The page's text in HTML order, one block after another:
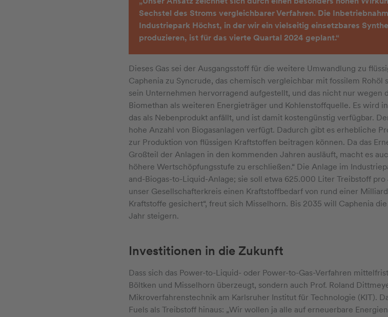
Sechstel des Stroms vergleichbarer Verfahren. Die
Industriepark Höchst, in der wir ein vielseitig einsetzbares
produzieren, ist für das vierte Quartal 2024 geplant.“
Dieses Gas sei der Ausgangsstoff für die weitere Umwandlung zu
Caphenia zu Syncrude, das chemisch vergleichbar mit fossilem
sein Unternehmen hervorragend aufgestellt, und das nicht nur wegen
Biomethan als weiteren Energieträger und Kohlenstoffquelle. Es wird
das als Nebenprodukt anfällt, und ist damit kostengünstig verfügbar.
hohe Anzahl von Biogasanlagen verfügt. Dadurch gibt es erhebliche
zur Produktion von flüssigen Kraftstoffen beitragen können. Da das
Großteil der Anlagen in den kommenden Jahren ausläuft, macht es
höhere Wertschöpfungsstufe zu erschließen.“ Die Anlage im
and-Biogas-to-Liquid-Anlage; sie soll etwa 625.000 Liter Treibstoff
unser Gesellschafterkreis einen Kraftstoffbedarf von rund einer
Kraftstoffe gesichert“, freut sich Misselhorn. Bis 2035 will Caphenia
Jahr steigern.
Investitionen in die Zukunft
Dass sich das Power-to-Liquid- oder Power-to-Gas-Verfahren
Böltken und Misselhorn überzeugt, sondern auch Prof. Roland
Mikroverfahrenstechnik am Karlsruher Institut für Technologie (KIT).
Fuels als Treibstoff hinaus: „Wir wollen ja alle auf erneuerbare